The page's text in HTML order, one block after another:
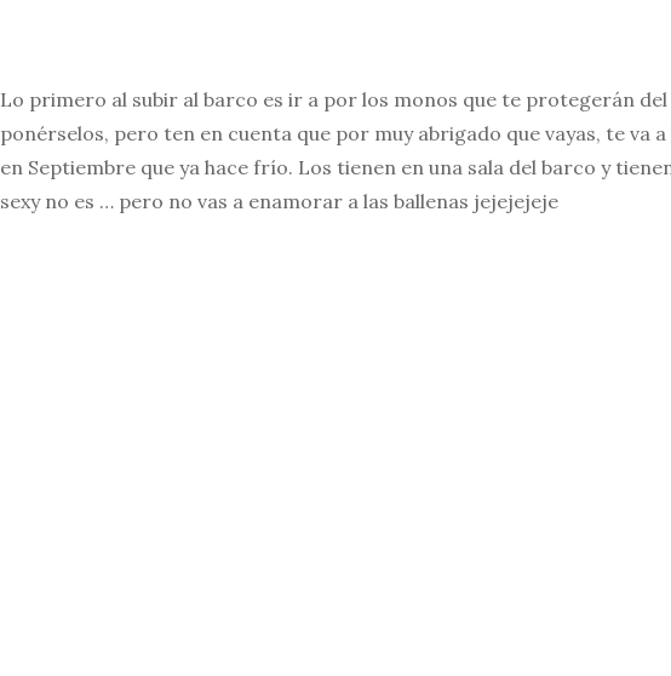
Lo primero al subir al barco es ir a por los monos que te protegerán
ponérselos, pero ten en cuenta que por muy abrigado que vayas, te va
en Septiembre que ya hace frío. Los tienen en una sala del barco y
sexy no es … pero no vas a enamorar a las ballenas jejejejeje